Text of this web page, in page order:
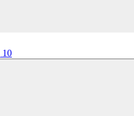
10